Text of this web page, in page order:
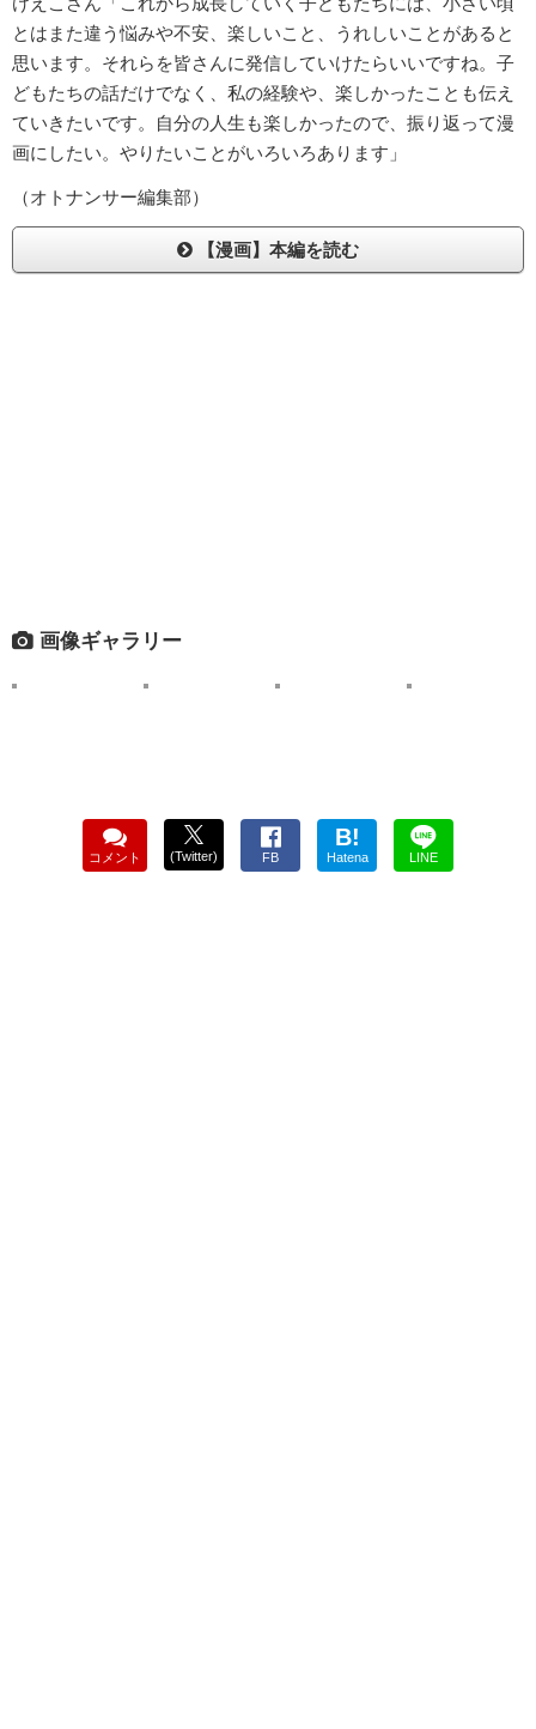
とはまた違う悩みや不安、楽しいこと、うれしいことがあると
思います。それらを皆さんに発信していけたらいいですね。子
どもたちの話だけでなく、私の経験や、楽しかったことも伝え
ていきたいです。自分の人生も楽しかったので、振り返って漫
画にしたい。やりたいことがいろいろあります」
（オトナンサー編集部）
【漫画】本編を読む
画像ギャラリー
コメント (Twitter) FB
B!
Hatena LINE